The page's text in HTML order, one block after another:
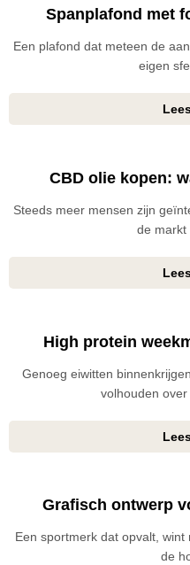
Spanplafond met
Een plafond dat meteen de
eigen
CBD olie kopen:
Steeds meer mensen zijn
de markt
High protein
Genoeg eiwitten
volhouden over
Grafisch ontwerp
Een sportmerk dat opvalt,
de